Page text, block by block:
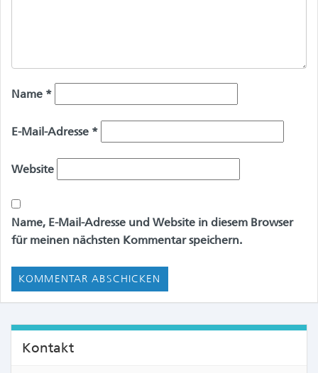
Name *
E-Mail-Adresse *
Website
Name, E-Mail-Adresse und Website in diesem Browser
für meinen nächsten Kommentar speichern.
Kontakt